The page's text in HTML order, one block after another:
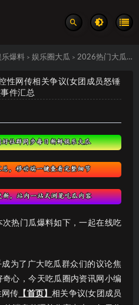
乐爆料 > 娱乐圈大瓜 > 2026热门大瓜：陈建州被指控性网传相关争议(女团成员怒锤陈建州性网传相关争议) 真实事件汇总
性网传相关争议(女团成员怒锤
件汇总
热门瓜爆料如下，一起在线吃
为了广大吃瓜群众们的议论焦
心，今天吃瓜圈内资讯网小编
网传 【首页】相关争议(女团成员